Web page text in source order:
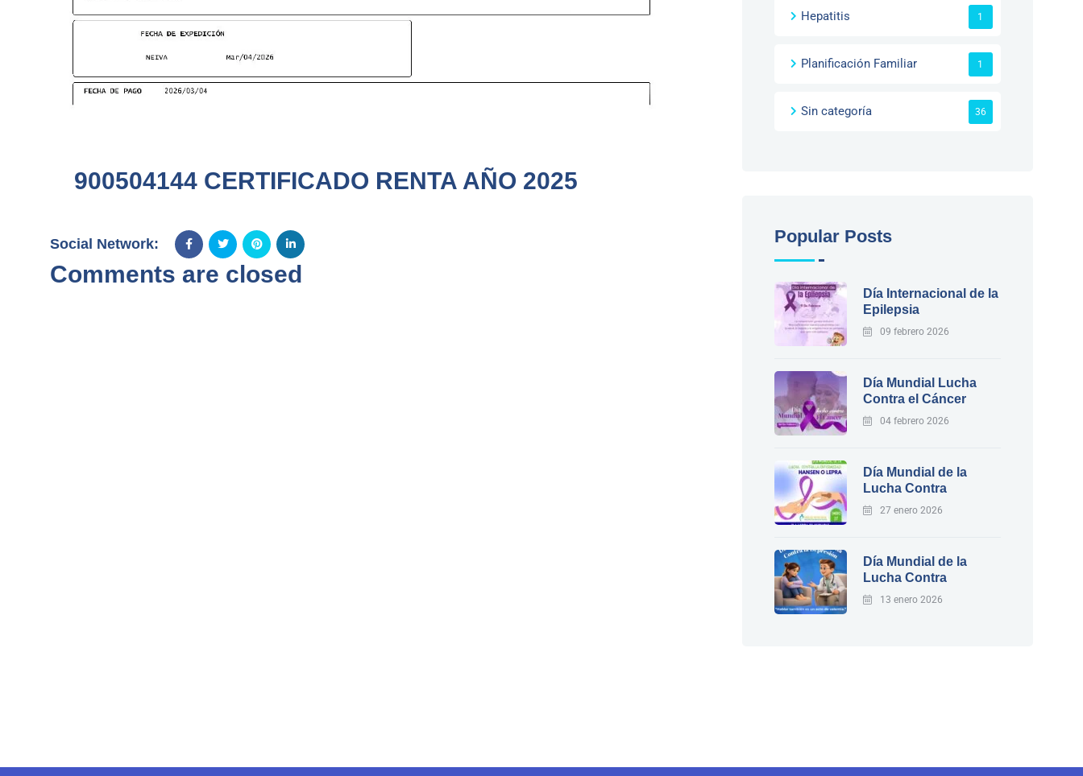
900504144 CERTIFICADO RENTA AÑO 2025
Social Network:
Comments are closed
Hepatitis 1
Planificación Familiar 1
Sin categoría 36
Popular Posts
Día Internacional de la
Epilepsia
09 febrero 2026
Día Mundial Lucha
Contra el Cáncer
04 febrero 2026
Día Mundial de la
Lucha Contra
27 enero 2026
Día Mundial de la
Lucha Contra
13 enero 2026